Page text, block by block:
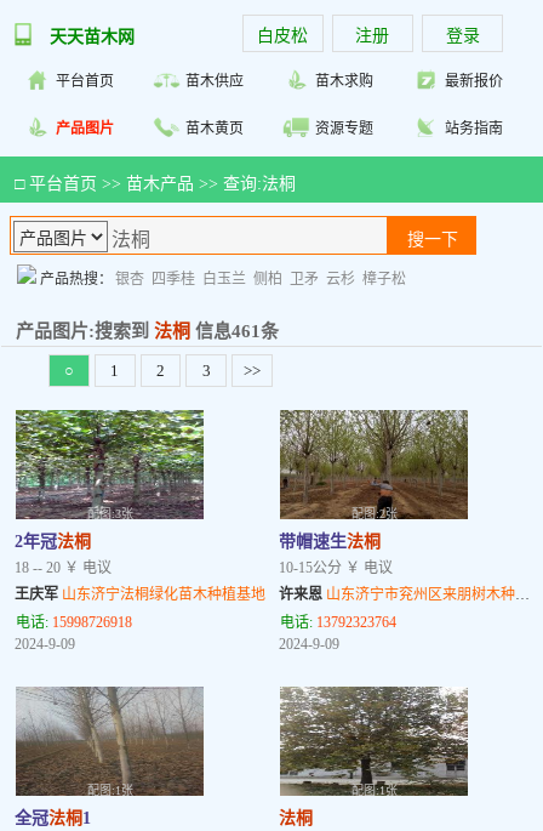
天天苗木网 白皮松 注册 登录
平台首页 苗木供应 苗木求购 最新报价
产品图片 苗木黄页 资源专题 站务指南
□ 平台首页 >> 苗木产品 >> 查询:法桐
产品热搜： 银杏 四季桂 白玉兰 侧柏 卫矛 云杉 樟子松
产品图片:搜索到 法桐 信息461条
○ 1 2 3 >>
配图:3张
2年冠法桐
18 -- 20 ￥ 电议
王庆军 山东济宁法桐绿化苗木种植基地
电话: 15998726918
2024-9-09
配图:2张
带帽速生法桐
10-15公分 ￥ 电议
许来恩 山东济宁市兖州区来朋树木种植基地
电话: 13792323764
2024-9-09
配图:1张
全冠法桐 1
配图:1张
法桐